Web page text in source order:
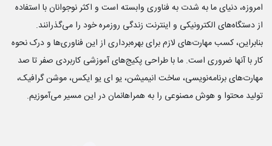
امروزه، دنیای ما به شدت به فناوری وابسته است و اکثر نوجوانان با استفاده
از دستگاه‌های الکترونیکی و اینترنت زندگی روزمره خود را می‌گذرانند.
بنابراین، کسب مهارت‌های لازم برای بهره‌برداری از این فناوری‌ها و درک نحوه
کار با آنها ضروری است. ما با طراحی پکیج‌های آموزشی کاربردی صفر تا صد
مهارت‌های برنامه‌نویسی، ساخت انیمیشن، یو ای یو ایکس، موشن گرافیک،
تولید محتوا و هوش مصنوعی را به همراهانمان در این مسیر می‌آموزیم.